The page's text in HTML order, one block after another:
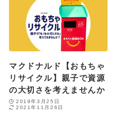
マクドナルド【おもちゃ
リサイクル】親子で資源
の大切さを考えませんか
2019年3月25日
2021年11月26日